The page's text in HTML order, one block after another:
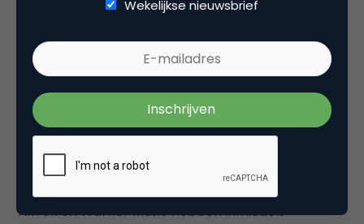
De samenwerking is een doorbraak voor het social
tafel met Warner, Universal en Sony. De labels
willen namelijk profiteren van de inkomsten die
TikTok genereert. Niet meer dan logisch, want
muzieklabels en artiesten moeten op blijven komen
voor hun eigen verdienmodel.
TikTok en Warner Music hebben inmiddels
Wekelijkse nieuwsbrief